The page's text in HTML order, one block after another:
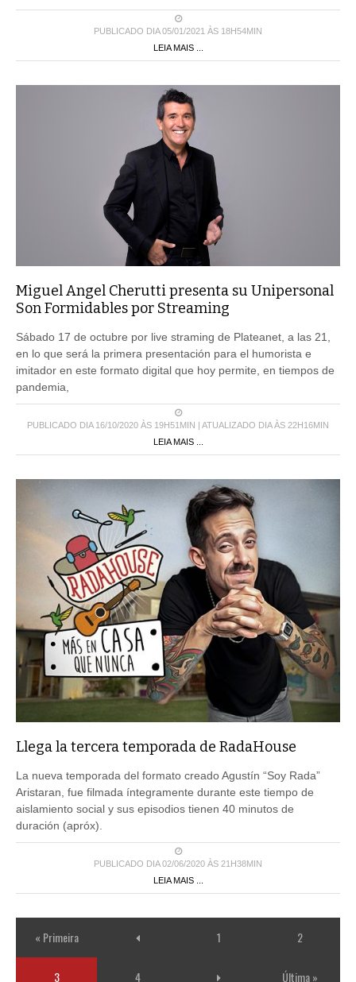
PUBLICADO DIA 05/01/2021 ÀS 18H54MIN
LEIA MAIS ...
Miguel Angel Cherutti presenta su Unipersonal
Son Formidables por Streaming
Sábado 17 de octubre por live straming de Plateanet, a las 21,
en lo que será la primera presentación para el humorista e
imitador en este formato digital que hoy permite, en tiempos de
pandemia,
PUBLICADO DIA 16/10/2020 ÀS 19H51MIN | ATUALIZADO DIA ÀS 22H16MIN
LEIA MAIS ...
Llega la tercera temporada de RadaHouse
La nueva temporada del formato creado Agustín “Soy Rada”
Aristaran, fue filmada íntegramente durante este tiempo de
aislamiento social y sus episodios tienen 40 minutos de
duración (apróx).
PUBLICADO DIA 02/06/2020 ÀS 21H38MIN
LEIA MAIS ...
« Primeira 1 2
3 4 Última »